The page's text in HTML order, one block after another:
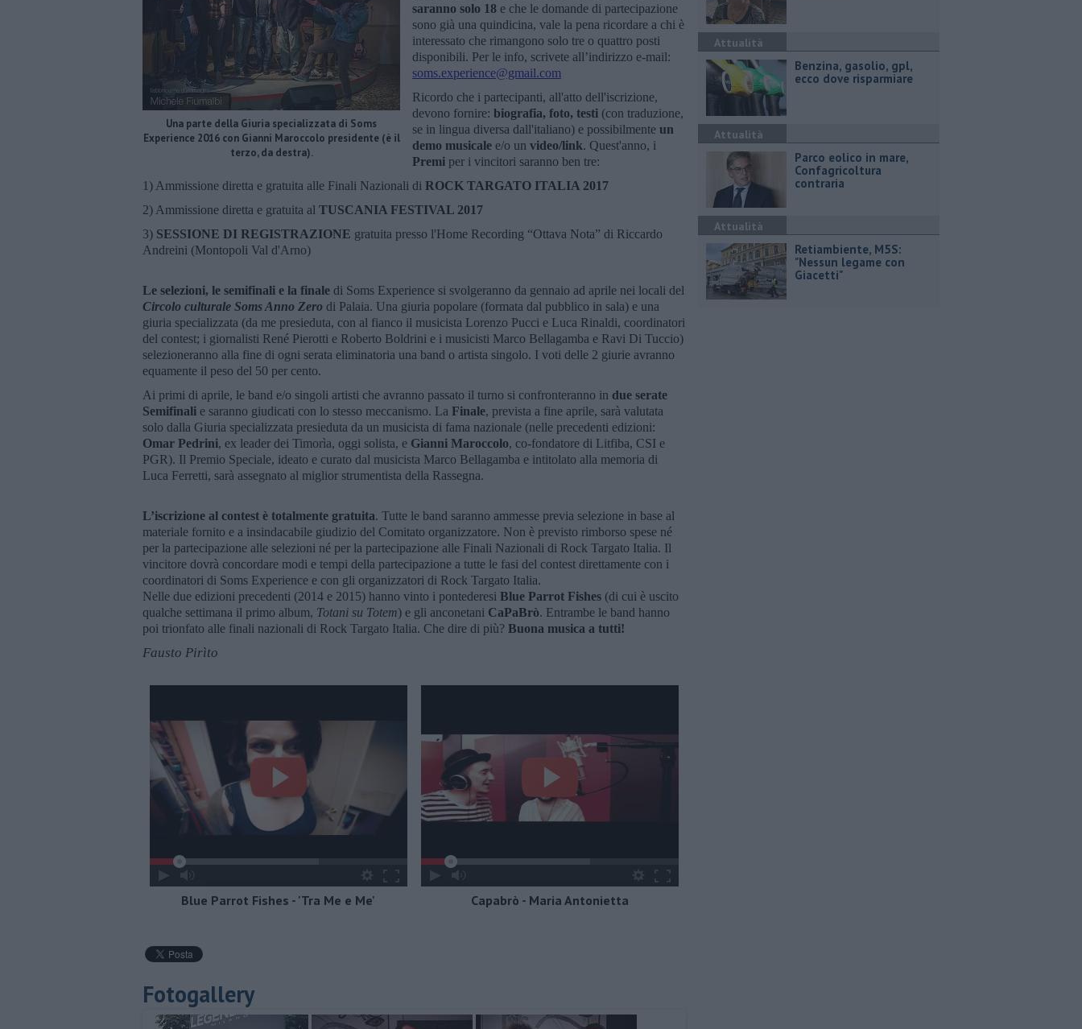
Una parte della Giuria specializzata di Soms
Experience 2016 con Gianni Maroccolo presidente (è il
terzo, da destra).
saranno solo 18 e che le domande di partecipazione
sono già una quindicina, vale la pena ricordare a chi è
interessato che rimangono solo tre o quattro posti
disponibili. Per le info, scrivete all’indirizzo e-mail:
soms.experience@gmail.com
Ricordo che i partecipanti, all'atto dell'iscrizione,
devono fornire: biografia, foto, testi (con traduzione,
se in lingua diversa dall'italiano) e possibilmente un
demo musicale e/o un video/link. Quest'anno, i
Premi per i vincitori saranno ben tre:
1) Ammissione diretta e gratuita alle Finali Nazionali di ROCK TARGATO ITALIA 2017
2) Ammissione diretta e gratuita al TUSCANIA FESTIVAL 2017
3) SESSIONE DI REGISTRAZIONE gratuita presso l'Home Recording “Ottava Nota” di Riccardo
Andreini (Montopoli Val d'Arno)
Le selezioni, le semifinali e la finale di Soms Experience si svolgeranno da gennaio ad aprile nei locali del
Circolo culturale Soms Anno Zero di Palaia. Una giuria popolare (formata dal pubblico in sala) e una
giuria specializzata (da me presieduta, con al fianco il musicista Lorenzo Pucci e Luca Rinaldi, coordinatori
del contest; i giornalisti René Pierotti e Roberto Boldrini e i musicisti Marco Bellagamba e Ravi Di Tuccio)
selezioneranno alla fine di ogni serata eliminatoria una band o artista singolo. I voti delle 2 giurie avranno
equamente il peso del 50 per cento.
Ai primi di aprile, le band e/o singoli artisti che avranno passato il turno si confronteranno in due serate
Semifinali e saranno giudicati con lo stesso meccanismo. La Finale, prevista a fine aprile, sarà valutata
solo dalla Giuria specializzata presieduta da un musicista di fama nazionale (nelle precedenti edizioni:
Omar Pedrini, ex leader dei Timorìa, oggi solista, e Gianni Maroccolo, co-fondatore di Litfiba, CSI e
PGR). Il Premio Speciale, ideato e curato dal musicista Marco Bellagamba e intitolato alla memoria di
Luca Ferretti, sarà assegnato al miglior strumentista della Rassegna.
L’iscrizione al contest è totalmente gratuita. Tutte le band saranno ammesse previa selezione in base al
materiale fornito e a insindacabile giudizio del Comitato organizzatore. Non è previsto rimborso spese né
per la partecipazione alle selezioni né per la partecipazione alle Finali Nazionali di Rock Targato Italia. Il
vincitore dovrà concordare modi e tempi della partecipazione a tutte le fasi del contest direttamente con i
coordinatori di Soms Experience e con gli organizzatori di Rock Targato Italia.
Nelle due edizioni precedenti (2014 e 2015) hanno vinto i pontederesi Blue Parrot Fishes (di cui è uscito
qualche settimana il primo album, Totani su Totem) e gli anconetani CaPaBrò. Entrambe le band hanno
poi trionfato alle finali nazionali di Rock Targato Italia. Che dire di più? Buona musica a tutti!
Fausto Pirìto
Blue Parrot Fishes - 'Tra Me e Me' Capabrò - Maria Antonietta
Fotogallery
Attualità
​Benzina, gasolio, gpl,
ecco dove risparmiare
Attualità
Parco eolico in mare,
Confagricoltura
contraria
Attualità
Retiambiente, M5S:
"Nessun legame con
Giacetti"